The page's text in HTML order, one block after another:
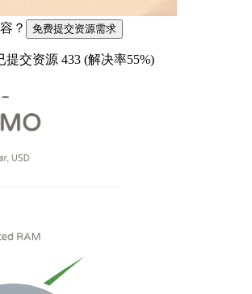
？ 免费提交资源需求
提交资源 433 (解决率55%)